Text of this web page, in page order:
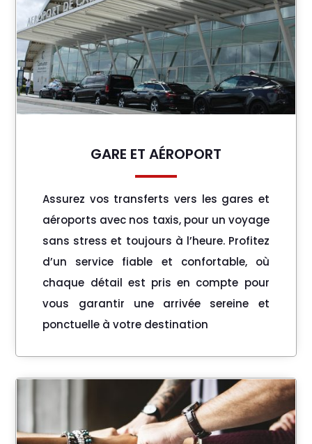
GARE ET AÉROPORT
Assurez vos transferts vers les gares et
aéroports avec nos taxis, pour un voyage
sans stress et toujours à l’heure. Profitez
d’un service fiable et confortable, où
chaque détail est pris en compte pour
vous garantir une arrivée sereine et
ponctuelle à votre destination